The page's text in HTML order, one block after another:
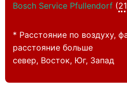
Bosch Service Pfullendorf (
* Расстояние по воздуху,
расстояние больше
север, Восток, Юг, Запад